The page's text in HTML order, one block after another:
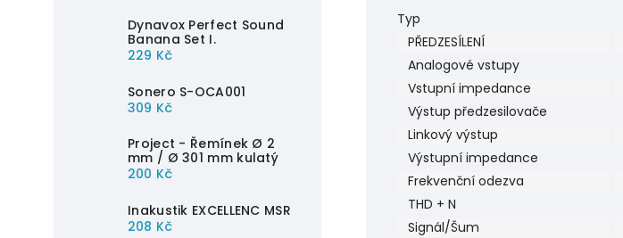
Dynavox Perfect Sound
Banana Set I.
229 Kč
Sonero S-OCA001
309 Kč
Project - Řemínek Ø 2
mm / Ø 301 mm kulatý
200 Kč
Inakustik EXCELLENC MSR
208 Kč
Typ
PŘEDZESÍLENÍ
Analogové vstupy
Vstupní impedance
Výstup předzesilovače
Linkový výstup
Výstupní impedance
Frekvenční odezva
THD + N
Signál/Šum